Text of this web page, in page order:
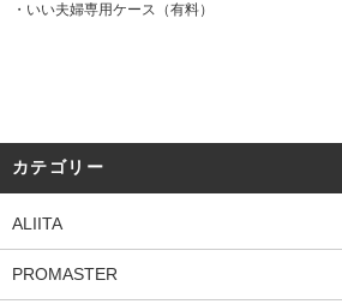
・いい夫婦専用ケース（有料）
カテゴリー
ALIITA
PROMASTER